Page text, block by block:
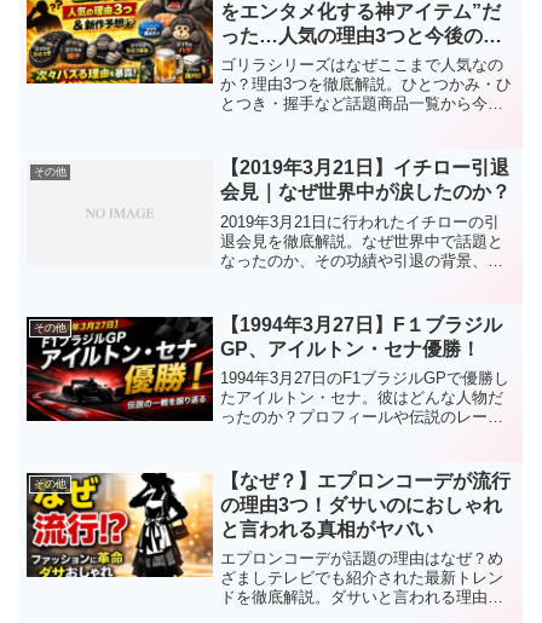
をエンタメ化する神アイテム”だ
った…人気の理由3つと今後の新
作予想がヤバい
ゴリラシリーズはなぜここまで人気なの
か？理由3つを徹底解説。ひとつかみ・ひ
とつき・握手など話題商品一覧から今後
その他
【2019年3月21日】イチロー引退
会見｜なぜ世界中が涙したのか？
2019年3月21日に行われたイチローの引
退会見を徹底解説。なぜ世界中で話題と
なったのか、その功績や引退の背景、フ
その他
【1994年3月27日】F１ブラジル
GP、アイルトン・セナ優勝！
1994年3月27日のF1ブラジルGPで優勝し
たアイルトン・セナ。彼はどんな人物だ
ったのか？プロフィールや伝説のレース
その他
【なぜ？】エプロンコーデが流行
の理由3つ！ダサいのにおしゃれ
と言われる真相がヤバい
エプロンコーデが話題の理由はなぜ？め
ざましテレビでも紹介された最新トレン
ドを徹底解説。ダサいと言われる理由や